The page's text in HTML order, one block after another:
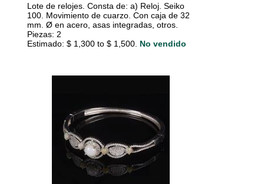
Lote de relojes. Consta de: a) Reloj. Seiko
100. Movimiento de cuarzo. Con caja de 32
mm. Ø en acero, asas integradas, otros.
Piezas: 2
Estimado: $ 1,300 to $ 1,500. No vendido